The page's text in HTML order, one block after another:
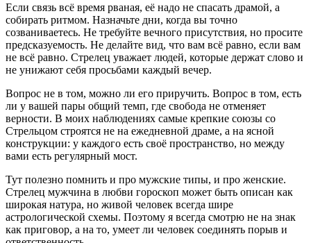
Если связь всё время рваная, её надо не спасать драмой, а
собирать ритмом. Назначьте дни, когда вы точно
созваниваетесь. Не требуйте вечного присутствия, но просите
предсказуемость. Не делайте вид, что вам всё равно, если вам
не всё равно. Стрелец уважает людей, которые держат слово и
не унижают себя просьбами каждый вечер.
Вопрос не в том, можно ли его приручить. Вопрос в том, есть
ли у вашей пары общий темп, где свобода не отменяет
верности. В моих наблюдениях самые крепкие союзы со
Стрельцом строятся не на ежедневной драме, а на ясной
конструкции: у каждого есть своё пространство, но между
вами есть регулярный мост.
Тут полезно помнить и про мужские типы, и про женские.
Стрелец мужчина в любви гороскоп может быть описан как
широкая натура, но живой человек всегда шире
астрологической схемы. Поэтому я всегда смотрю не на знак
как приговор, а на то, умеет ли человек соединять порыв и